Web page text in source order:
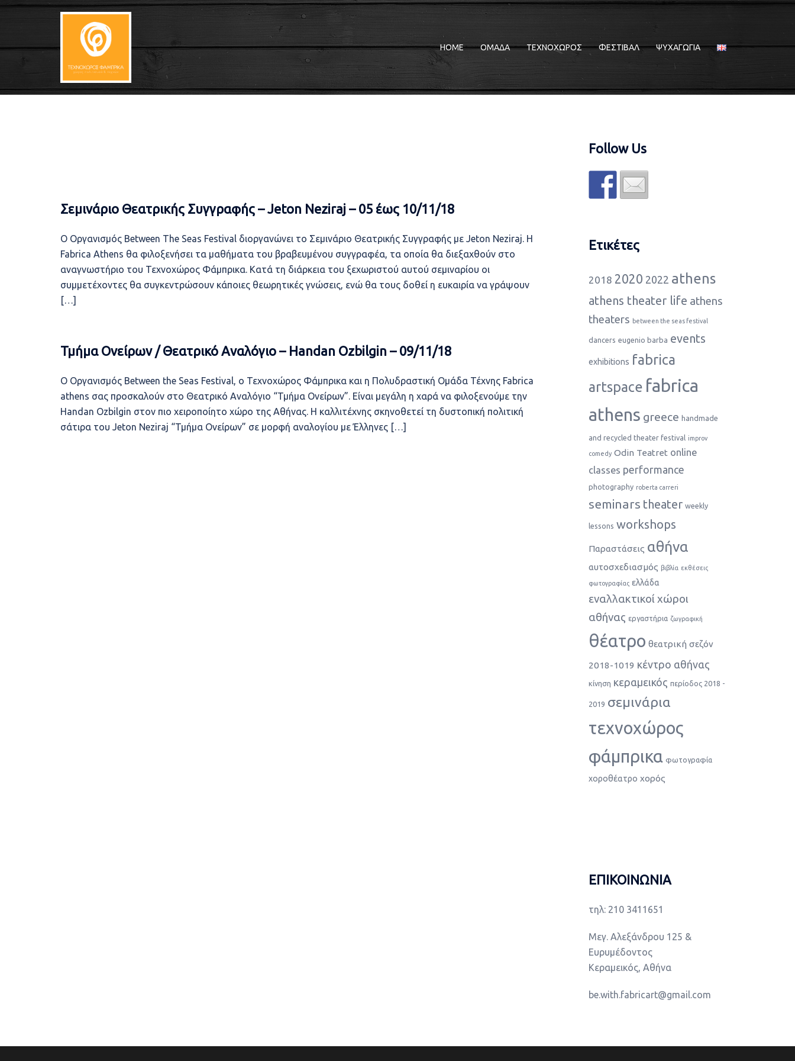
Skip
HOME ΟΜΑΔΑ ΤΕΧΝΟΧΩΡΟΣ ΦΕΣΤΙΒΑΛ ΨΥΧΑΓΩΓΙΑ
Σεμινάριο Θεατρικής Συγγραφής – Jeton Neziraj – 05 έως 10/11/18
Ο Οργανισμός Between The Seas Festival διοργανώνει το Σεμινάριο Θεατρικής Συγγραφής με Jeton Neziraj. Η
Fabrica Athens θα φιλοξενήσει τα μαθήματα του βραβευμένου συγγραφέα, τα οποία θα διεξαχθούν στο
αναγνωστήριο του Τεχνοχώρος Φάμπρικα. Κατά τη διάρκεια του ξεχωριστού αυτού σεμιναρίου οι
συμμετέχοντες θα συγκεντρώσουν κάποιες θεωρητικές γνώσεις, ενώ θα τους δοθεί η ευκαιρία να γράψουν
[…]
Τμήμα Ονείρων / Θεατρικό Αναλόγιο – Handan Ozbilgin – 09/11/18
Ο Oργανισμός Between the Seas Festival, ο Τεχνοχώρος Φάμπρικα και η Πολυδραστική Ομάδα Τέχνης Fabrica
athens σας προσκαλούν στο Θεατρικό Αναλόγιο “Τμήμα Ονείρων”. Είναι μεγάλη η χαρά να φιλοξενούμε την
Handan Ozbilgin στον πιο χειροποίητο χώρο της Αθήνας. Η καλλιτέχνης σκηνοθετεί τη δυστοπική πολιτική
σάτιρα του Jeton Neziraj “Τμήμα Ονείρων” σε μορφή αναλογίου με Έλληνες […]
Follow Us
Ετικέτες
2018 2020 2022 athens
athens theater life athens
theaters between the seas festival
dancers eugenio barba events
exhibitions fabrica
artspace fabrica
athens greece handmade
and recycled theater festival improv
comedy Odin Teatret online
classes performance
photography roberta carreri
seminars theater weekly
lessons workshops
Παραστάσεις αθήνα
αυτοσχεδιασμός βιβλία εκθέσεις
φωτογραφίας ελλάδα
εναλλακτικοί χώροι
αθήνας εργαστήρια ζωγραφική
θέατρο θεατρική σεζόν
2018-1019 κέντρο αθήνας
κίνηση κεραμεικός περίοδος 2018 -
2019 σεμινάρια
τεχνοχώρος
φάμπρικα φωτογραφία
χοροθέατρο χορός
ΕΠΙΚΟΙΝΩΝΙΑ
τηλ: 210 3411651
Μεγ. Αλεξάνδρου 125 &
Ευρυμέδοντος
Κεραμεικός, Αθήνα
be.with.fabricart@gmail.com